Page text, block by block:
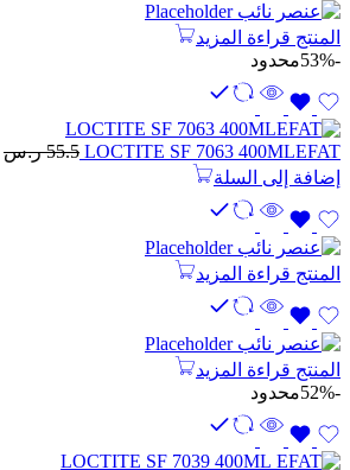
المنتج قراءة المزيد
-53%
محدود
LOCTITE SF 7063 400MLEFAT
55.5 ر.س
إضافة إلى السلة
المنتج قراءة المزيد
المنتج قراءة المزيد
-52%
محدود